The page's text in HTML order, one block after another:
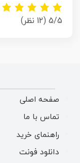
5/5 (12 نظر)
صفحه اصلی
تماس با ما
راهنمای خرید
دانلود فونت